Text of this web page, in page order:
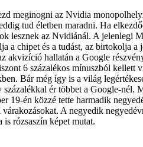
meginogni az Nvidia
tud életben maradni. Ha
lesznek az Nvidiánál. A jelenlegi
a chipet és a tudást, az birtokolja a
akvizíció hallatán a Google
6 százalékos mínuszból kellett
Bár még így is a világ
százalékkal ér többet a Google-nél.
19-én közzé tette harmadik
A negyedik
is rózsaszín képet mutat.